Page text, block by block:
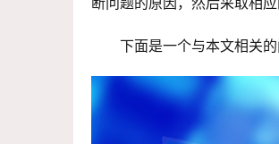
下面是一个与本文相关的